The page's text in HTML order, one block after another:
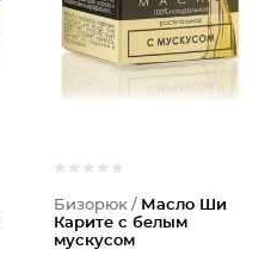
Бизорюк / Масло Ши
Карите с белым
мускусом